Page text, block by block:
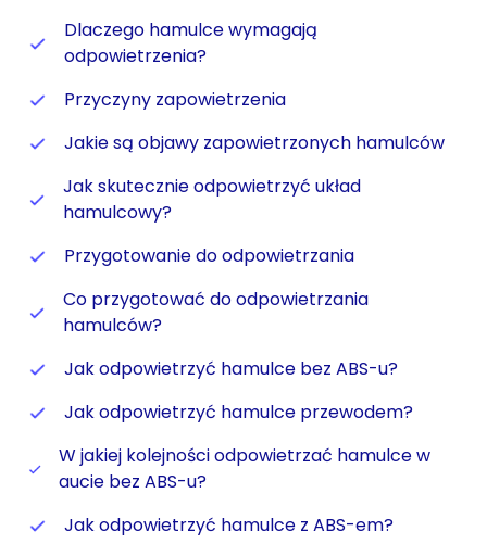
Dlaczego hamulce wymagają
odpowietrzenia?
Przyczyny zapowietrzenia
Jakie są objawy zapowietrzonych hamulców
Jak skutecznie odpowietrzyć układ
hamulcowy?
Przygotowanie do odpowietrzania
Co przygotować do odpowietrzania
hamulców?
Jak odpowietrzyć hamulce bez ABS-u?
Jak odpowietrzyć hamulce przewodem?
W jakiej kolejności odpowietrzać hamulce w
aucie bez ABS-u?
Jak odpowietrzyć hamulce z ABS-em?